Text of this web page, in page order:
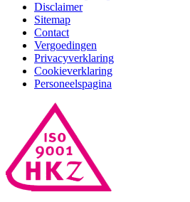
Disclaimer
Sitemap
Contact
Vergoedingen
Privacyverklaring
Cookieverklaring
Personeelspagina